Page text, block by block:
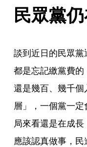
民眾黨
談到近日的民眾
都是忘記繳黨費的
還是幾百、幾千
層」，一個黨一
局來看還是在成
應該認真做事，